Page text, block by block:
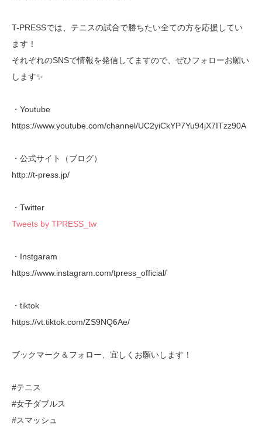
T-PRESSでは、テニスの試合で勝ちたい全ての方を応援してい
ます！
それぞれのSNSで情報を発信してますので、ぜひフォローお願い
します✨
・Youtube
https://www.youtube.com/channel/UC2yiCkYP7Yu94jX7ITzz90A
・公式サイト（ブログ）
http://t-press.jp/
・Twitter
Tweets by TPRESS_tw
・Instgaram
https://www.instagram.com/tpress_official/
・tiktok
https://vt.tiktok.com/ZS9NQ6Ae/
ブックマーク＆フォロー、宜しくお願いします！
#テニス
#女子ダブルス
#スマッシュ